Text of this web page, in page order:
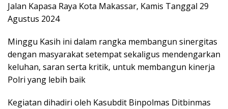
Jalan Kapasa Raya Kota Makassar, Kamis Tanggal 29
Agustus 2024
Minggu Kasih ini dalam rangka membangun sinergitas
dengan masyarakat setempat sekaligus mendengarkan
keluhan, saran serta kritik, untuk membangun kinerja
Polri yang lebih baik
Kegiatan dihadiri oleh Kasubdit Binpolmas Ditbinmas